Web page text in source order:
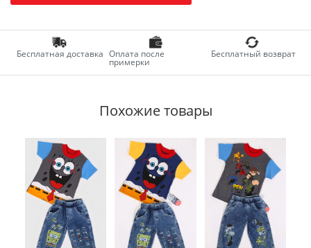
Бесплатная доставка Оплата после
примерки
Бесплатный возврат
Похожие товары